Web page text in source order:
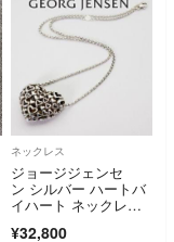
ネックレス
ジョージジェンセ
ン シルバー ハートバ
イハート ネックレス/
¥32,800